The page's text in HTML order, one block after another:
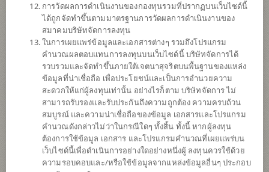
ข้อมูลการสั่งซื้อขาย
ดาวน์โหลด
ปฏิทินวันหยุด
นโยบาย
ลงทุนง่ายๆ ผ่าน SCB EASY คลิก
ลงทุนในหน่วยลงทุนของกองทุนอย่างน้อย 2 กองทุนทั้งในและ
ต่างประเทศ เช่น หน่วย CIS หน่วยของกองทุนอีทีเอฟ (ETF) ที่
ลงทุนในสินทรัพย์ต่าง ๆ กองทุนรวมอสังหาริมทรัพย์ หน่วยทรัสต์
การวัดผลการดำเนินงานของกองทุนรวมที่ปรากฏบนเว็บไซด์นี้
ได้ถูกจัดทำขึ้นตามมาตรฐานการวัดผลการดำเนินงานของ
สมาคมบริษัทจัดการลงทุน
ในการเผยแพร่ข้อมูลและเอกสารต่างๆ รวมถึงโปรแกรม
คำนวณผลตอบแทนการลงทุนบนเว็บไซด์นี้ บริษัทจัดการได้
รวบรวมและจัดทำขึ้นภายใต้เจตนาสุจริตบนพื้นฐานของแหล่ง
ข้อมูลที่น่าเชื่อถือ เพื่อประโยชน์และเป็นการอำนวยความ
สะดวกให้แก่ผู้ลงทุนเท่านั้น อย่างไรก็ตาม บริษัทจัดการ ไม่
สามารถรับรองและรับประกันถึงความถูกต้อง ความครบถ้วน
สมบูรณ์ และความน่าเชื่อถือของข้อมูล เอกสารและโปรแกรม
คำนวณดังกล่าวไม่ว่าในกรณีใดๆ ทั้งสิ้น ทั้งนี้ หากผู้ลงทุน
ต้องการใช้ข้อมูล เอกสาร และโปรแกรมคำนวณที่เผยแพร่บน
เว็บไซด์นี้เพื่อดำเนินการอย่างใดอย่างหนึ่งผู้ ลงทุนควรใช้ด้วย
ความรอบคอบและ/หรือใช้ข้อมูลจากแหล่งข้อมูลอื่นๆ ประกอบ